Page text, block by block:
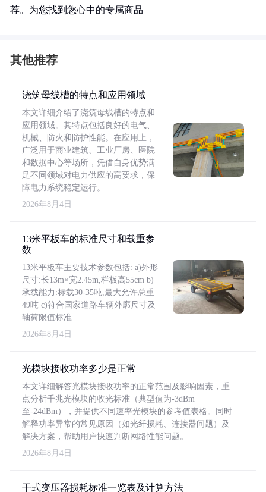
荐。为您找到您心中的专属商品
其他推荐
浇筑母线槽的特点和应用领域
本文详细介绍了浇筑母线槽的特点和
应用领域。其特点包括良好的电气、
机械、防火和防护性能。在应用上，
广泛用于商业建筑、工业厂房、医院
和数据中心等场所，凭借自身优势满
足不同领域对电力供应的高要求，保
障电力系统稳定运行。
2026年8月4日
13米平板车的标准尺寸和载重参
数
13米平板车主要技术参数包括: a)外形
尺寸:长13m×宽2.45m,栏板高55cm b)
承载能力:标载30-35吨,最大允许总重
49吨 c)符合国家道路车辆外廓尺寸及
轴荷限值标准
2026年8月4日
光模块接收功率多少是正常
本文详细解答光模块接收功率的正常范围及影响因素，重
点分析千兆光模块的收光标准（典型值为-3dBm
至-24dBm），并提供不同速率光模块的参考值表格。同时
解释功率异常的常见原因（如光纤损耗、连接器问题）及
解决方案，帮助用户快速判断网络性能问题。
2026年8月4日
干式变压器损耗标准一览表及计算方法